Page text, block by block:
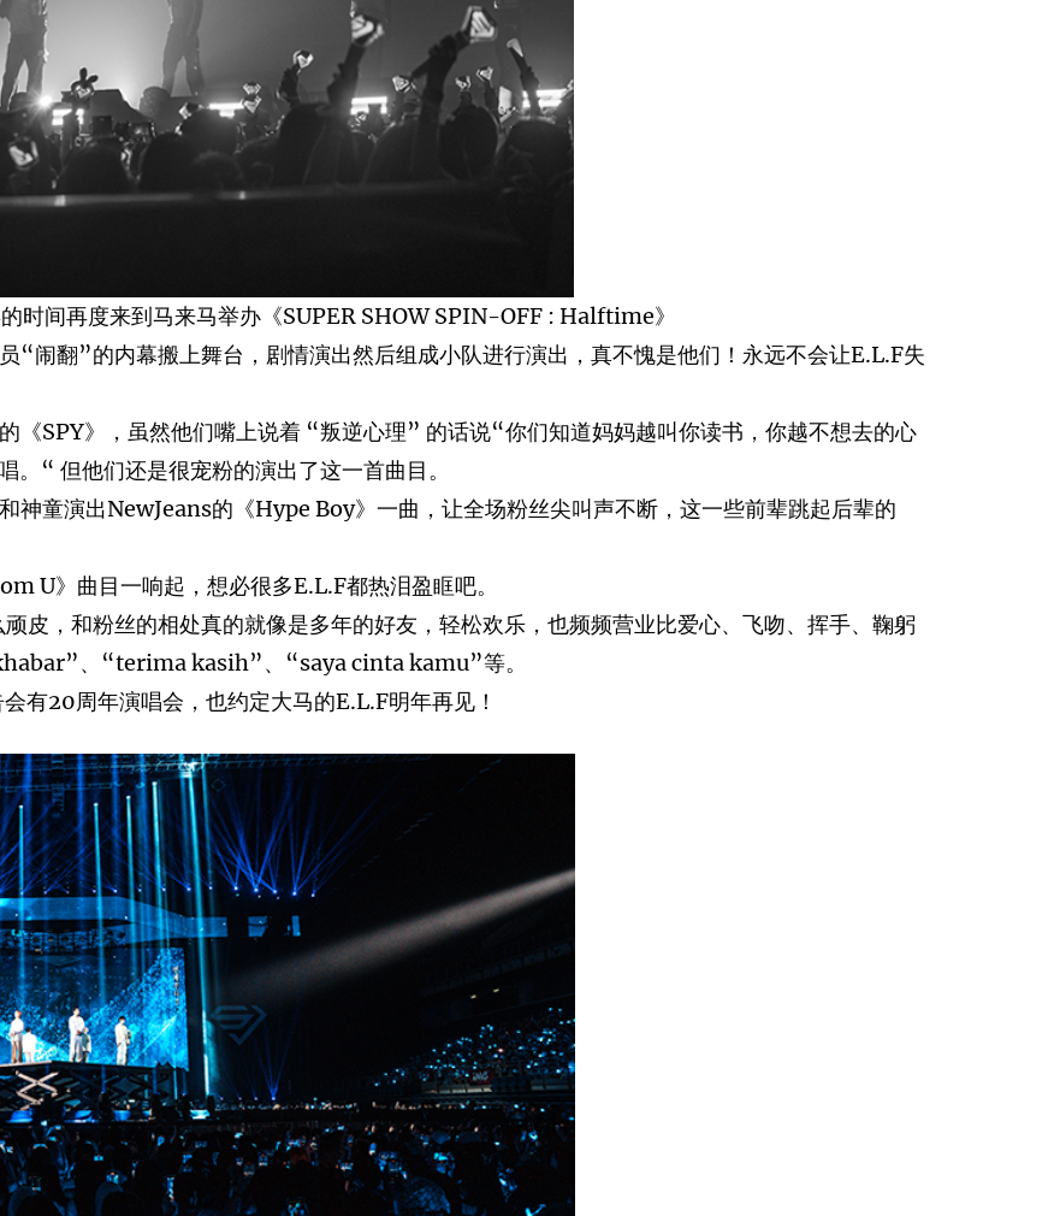
时间再度来到马来马举办《SUPER SHOW SPIN-OFF : Halftime》
“闹翻”的内幕搬上舞台，剧情演出然后组成小队进行演出，真不愧是他们！永远不会让E.L.F失
《SPY》，虽然他们嘴上说着 “叛逆心理” 的话说“你们知道妈妈越叫你读书，你越不想去的心
“ 但他们还是很宠粉的演出了这一首曲目。
神童演出NewJeans的《Hype Boy》一曲，让全场粉丝尖叫声不断，这一些前辈跳起后辈的
U》曲目一响起，想必很多E.L.F都热泪盈眶吧。
皮，和粉丝的相处真的就像是多年的好友，轻松欢乐，也频频营业比爱心、飞吻、挥手、鞠躬
、“terima kasih”、“saya cinta kamu”等。
有20周年演唱会，也约定大马的E.L.F明年再见！